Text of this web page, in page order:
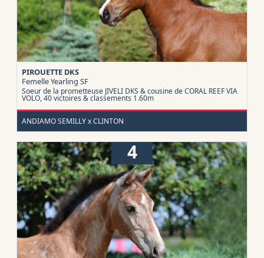
PIROUETTE DKS
Femelle Yearling SF
Soeur de la prometteuse JIVELI DKS & cousine de CORAL REEF VIA
VOLO, 40 victoires & classements 1.60m
ANDIAMO SEMILLY x CLINTON
4